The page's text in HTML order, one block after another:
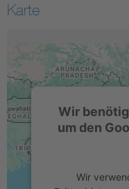
Karte
Wir
um den
Wir